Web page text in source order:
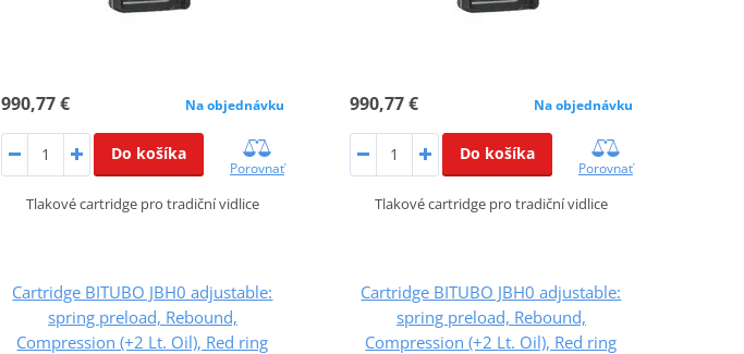
990,77 € Na objednávku
Do košíka
Porovnať
Tlakové cartridge pro tradiční vidlice
990,77 € Na objednávku
Do košíka
Porovnať
Tlakové cartridge pro tradiční vidlice
Cartridge BITUBO JBH0 adjustable:
spring preload, Rebound,
Compression (+2 Lt. Oil), Red ring
Cartridge BITUBO JBH0 adjustable:
spring preload, Rebound,
Compression (+2 Lt. Oil), Red ring